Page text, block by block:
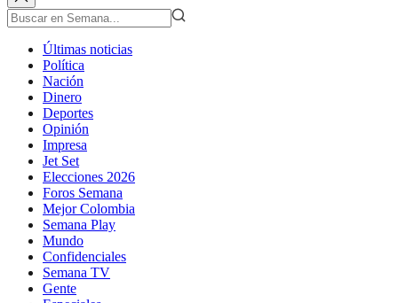
Últimas noticias
Política
Nación
Dinero
Deportes
Opinión
Impresa
Jet Set
Elecciones 2026
Foros Semana
Mejor Colombia
Semana Play
Mundo
Confidenciales
Semana TV
Gente